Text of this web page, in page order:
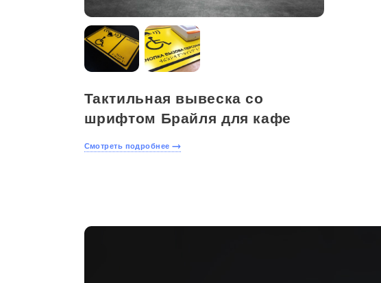
Тактильная вывеска со
шрифтом Брайля для кафе
Смотреть подробнее